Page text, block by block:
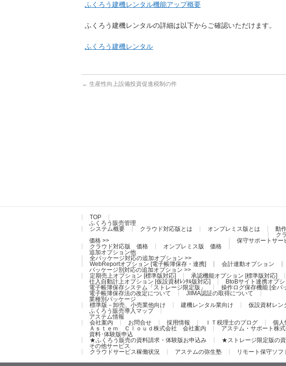
ふくろう建機レンタル機能アップ概要
ふくろう建機レンタルの詳細は以下からご確認いただけます。
ふくろう建機レンタル
← 生産性向上設備投資促進税制の件
TOP
ふくろう販売管理
システム概要
クラウド対応版とは オンプレミス版とは
動
ク
価格 >>
クラウド対応版 価格
オンプレミス版 価格
保守サポートサー
追加オプション他
全パッケージ対応の追加オプション >>
WebReportオプション [電子帳簿保存・連携]
会計連動オプション
パッケージ別対応の追加オプション >>
定期売上オプション [標準版対応]
承認機能オプション [標準版対応]
仕入自動計上オプション [仮設資材ﾚﾝﾀﾙ版対応]
BtoBサイト連携オプ
電子帳簿保存システム「ストレージ限定版」
操作ログ保存機能 [全パ
電子帳簿保存法の改定について
JIIMA認証の取得について
業種別パッケージ
標準版－卸売、小売業他向け
建機レンタル業向け 仮設資材レン
ふくろう販売導入マップ
アステム情報
会社案内
お問合せ 採用情報 ＩＴ税理士のブログ 個人
Ａｓｔｅｍ Ｃｌｏｕｄ株式会社 会社案内
アステム・サポート株
資料･体験版申込
★ふくろう販売の資料請求・体験版お申込み
★ストレージ限定版の
その他サービス
クラウドサービス稼働状況
アステムの弥生塾 リモート保守ソフ